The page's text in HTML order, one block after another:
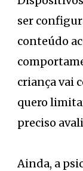
ser
conteúdo
criança vai
quero
preciso
Ainda, a